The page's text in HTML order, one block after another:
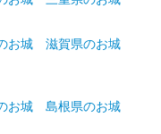
お城
滋賀県のお城
お城
島根県のお城